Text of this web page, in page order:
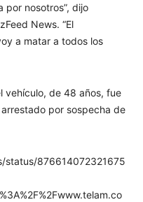
por nosotros”, dijo
News. “El
a matar a todos los
vehículo, de 48 años, fue
por sospecha de
status/876614072321675